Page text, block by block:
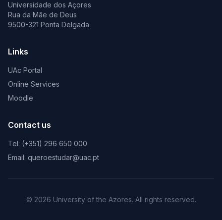
Universidade dos Açores
Rua da Mãe de Deus
9500-321 Ponta Delgada
Links
UAc Portal
Online Services
Moodle
Contact us
Tel: (+351) 296 650 000
Email: queroestudar@uac.pt
© 2026 University of the Azores. All rights reserved.